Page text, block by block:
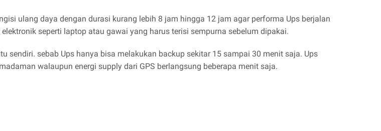
ulang daya dengan durasi kurang lebih 8 jam hingga 12 jam agar performa Ups berjalan
seperti laptop atau gawai yang harus terisi sempurna sebelum dipakai.
sendiri. sebab Ups hanya bisa melakukan backup sekitar 15 sampai 30 menit saja. Ups
walaupun energi supply dari GPS berlangsung beberapa menit saja.